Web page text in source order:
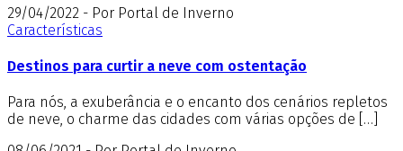
29/04/2022 - Por Portal de Inverno
Características
Destinos para curtir a neve com ostentação
Para nós, a exuberância e o encanto dos cenários repletos
de neve, o charme das cidades com várias opções de […]